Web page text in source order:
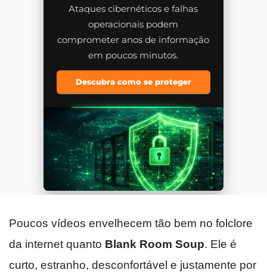
Ataques cibernéticos e falhas
operacionais podem
comprometer anos de informação
em poucos minutos.
Descubra como se proteger
Poucos vídeos envelhecem tão bem no folclore
da internet quanto Blank Room Soup. Ele é
curto, estranho, desconfortável e justamente por